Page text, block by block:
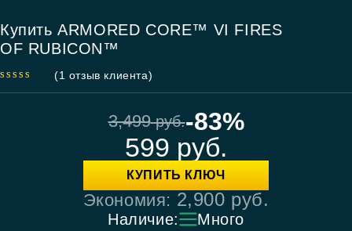
Купить ARMORED CORE™ VI FIRES
OF RUBICON™
(1 отзыв клиента)
3,499руб.-83%
599 руб.
КУПИТЬ КЛЮЧ
Экономия: 2,900 руб.
Наличие: Много